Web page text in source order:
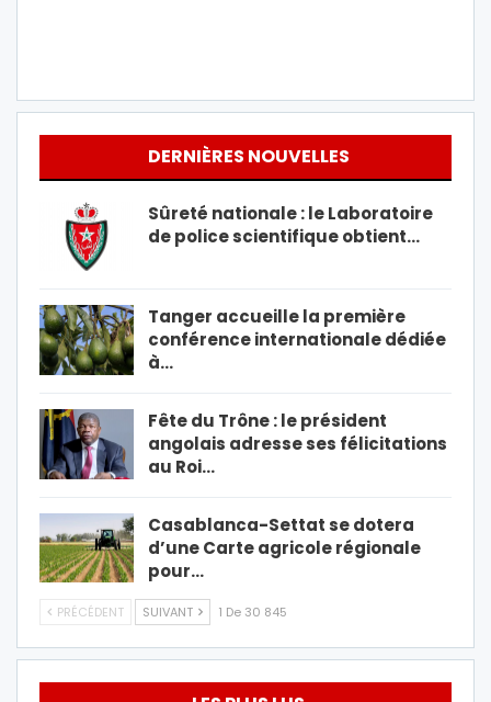
DERNIÈRES NOUVELLES
Sûreté nationale : le Laboratoire
de police scientifique obtient…
Tanger accueille la première
conférence internationale dédiée
à…
Fête du Trône : le président
angolais adresse ses félicitations
au Roi…
Casablanca-Settat se dotera
d’une Carte agricole régionale
pour…
PRÉCÉDENT SUIVANT 1 De 30 845